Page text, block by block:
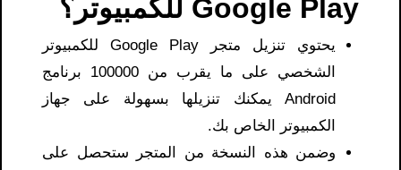
Google Play للكمبيوتر؟
يحتوي تنزيل متجر Google Play للكمبيوتر
الشخصي على ما يقرب من 100000 برنامج
Android يمكنك تنزيلها بسهولة على جهاز
الكمبيوتر الخاص بك.
وضمن هذه النسخة من المتجر ستحصل على